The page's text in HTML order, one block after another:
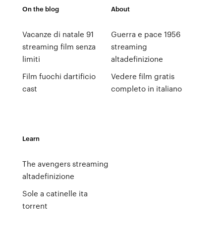
On the blog
Vacanze di natale 91
streaming film senza
limiti
Film fuochi dartificio
cast
About
Guerra e pace 1956
streaming
altadefinizione
Vedere film gratis
completo in italiano
Learn
The avengers streaming
altadefinizione
Sole a catinelle ita
torrent